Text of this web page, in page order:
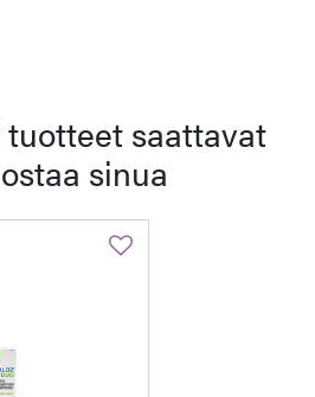
tuotteet saattavat
sinua